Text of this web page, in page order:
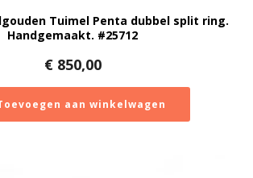
Tuimel Penta dubbel split ring.
Handgemaakt. #25712
€850,00
aan winkelwagen